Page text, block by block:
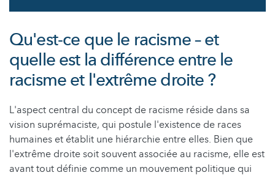
Qu'est-ce que le racisme – et
quelle est la différence entre le
racisme et l'extrême droite ?
L'aspect central du concept de racisme réside dans sa
vision suprémaciste, qui postule l'existence de races
humaines et établit une hiérarchie entre elles. Bien que
l'extrême droite soit souvent associée au racisme, elle est
avant tout définie comme un mouvement politique qui